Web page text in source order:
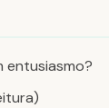
entusiasmo?